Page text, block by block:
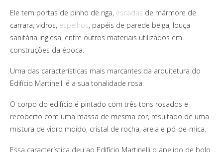
Ele tem portas de pinho de riga, escadas de mármore de
carrara, vidros, espelhos, papéis de parede belga, louça
sanitária inglesa, entre outros materiais utilizados em
construções da época.
Uma das características mais marcantes da arquitetura do
Edifício Martinelli é a sua tonalidade rosa.
O corpo do edifício é pintado com três tons rosados e
recoberto com uma massa de mesma cor, resultado de uma
mistura de vidro moído, cristal de rocha, areia e pó-de-mica.
Essa característica deu ao Edifício Martinelli o apelido de bolo